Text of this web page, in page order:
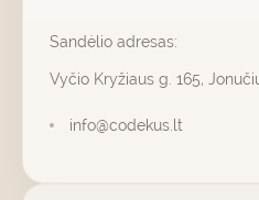
Sandėlio adresas:
Vyčio Kryžiaus g. 165,
info@codekus.lt